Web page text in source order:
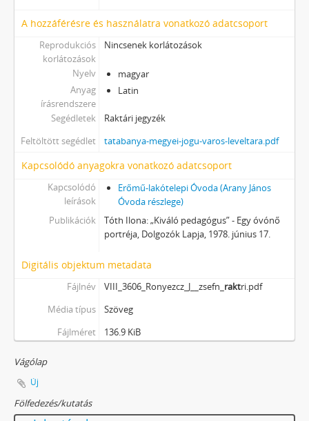
A hozzáférésre és használatra vonatkozó adatcsoport
Reprodukciós
korlátozások
Nincsenek korlátozások
Nyelv
magyar
Anyag
írásrendszere
Latin
Segédletek
Raktári jegyzék
Feltöltött segédlet
tatabanya-megyei-jogu-varos-leveltara.pdf
Kapcsolódó anyagokra vonatkozó adatcsoport
Kapcsolódó
leírások
Erőmű-lakótelepi Óvoda (Arany János
Óvoda részlege)
Publikációk
Tóth Ilona: „Kiváló pedagógus” - Egy óvónő
portréja, Dolgozók Lapja, 1978. június 17.
Digitális objektum metadata
Fájlnév VIII_3606_Ronyezcz_J__zsefn_ raktri.pdf
Média típus
Szöveg
Fájlméret
136.9 KiB
Vágólap
Új
Fölfedezés/kutatás